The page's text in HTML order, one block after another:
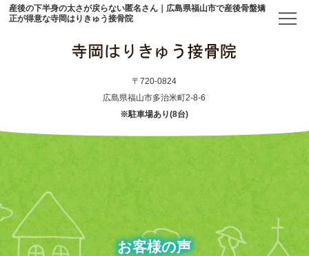
産後の下半身の太さが戻らない匿名さん｜広島県福山市で産後骨盤矯
正が得意な寺岡はりきゅう接骨院
〒720-0824
広島県福山市多治米町2-8-6
※駐車場あり(8台)
初めての方へ
アクセス
メニュー・料金表
お客様の声